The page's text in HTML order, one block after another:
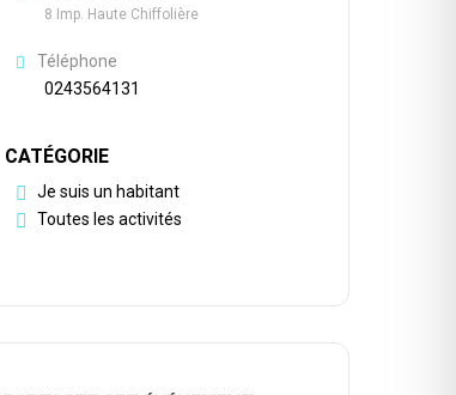
8 Imp. Haute Chiffolière
Téléphone
0243564131
CATÉGORIE
Je suis un habitant
Toutes les activités